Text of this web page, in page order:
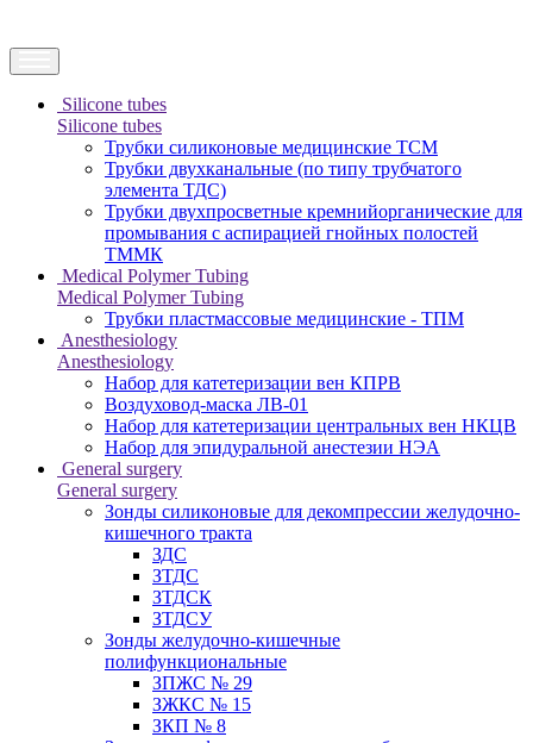
Silicone tubes
Silicone tubes
Трубки силиконовые медицинские ТСМ
Трубки двухканальные (по типу трубчатого
элемента ТДС)
Трубки двухпросветные кремнийорганические для
промывания с аспирацией гнойных полостей
ТММК
Medical Polymer Tubing
Medical Polymer Tubing
Трубки пластмассовые медицинские - ТПМ
Anesthesiology
Anesthesiology
Набор для катетеризации вен КПРВ
Воздуховод-маска ЛВ-01
Набор для катетеризации центральных вен НКЦВ
Набор для эпидуральной анестезии НЭА
General surgery
General surgery
Зонды силиконовые для декомпрессии желудочно-
кишечного тракта
ЗДС
ЗТДС
ЗТДСК
ЗТДСУ
Зонды желудочно-кишечные
полифункциональные
ЗПЖС № 29
ЗЖКС № 15
ЗКП № 8